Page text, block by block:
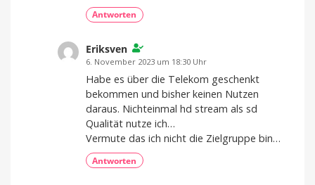
Antworten
Eriksven
6. November 2023 um 18:30 Uhr
Habe es über die Telekom geschenkt
bekommen und bisher keinen Nutzen
daraus. Nichteinmal hd stream als sd
Qualität nutze ich…
Vermute das ich nicht die Zielgruppe bin…
Antworten